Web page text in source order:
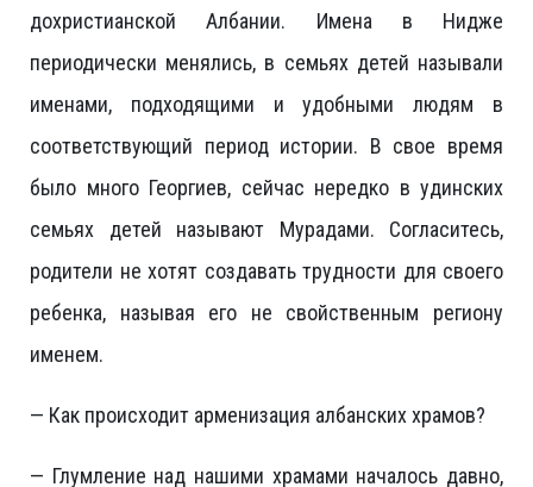
дохристианской Албании. Имена в Нидже
периодически менялись, в семьях детей называли
именами, подходящими и удобными людям в
соответствующий период истории. В свое время
было много Георгиев, сейчас нередко в удинских
семьях детей называют Мурадами. Согласитесь,
родители не хотят создавать трудности для своего
ребенка, называя его не свойственным региону
именем.
— Как происходит арменизация албанских храмов?
— Глумление над нашими храмами началось давно,